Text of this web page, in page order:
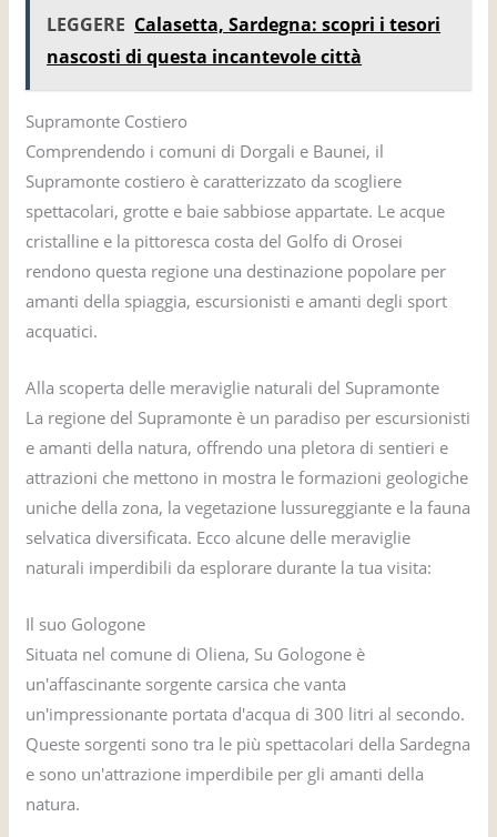
LEGGERE Calasetta, Sardegna: scopri i tesori
nascosti di questa incantevole città
Supramonte Costiero
Comprendendo i comuni di Dorgali e Baunei, il
Supramonte costiero è caratterizzato da scogliere
spettacolari, grotte e baie sabbiose appartate. Le acque
cristalline e la pittoresca costa del Golfo di Orosei
rendono questa regione una destinazione popolare per
amanti della spiaggia, escursionisti e amanti degli sport
acquatici.
Alla scoperta delle meraviglie naturali del Supramonte
La regione del Supramonte è un paradiso per escursionisti
e amanti della natura, offrendo una pletora di sentieri e
attrazioni che mettono in mostra le formazioni geologiche
uniche della zona, la vegetazione lussureggiante e la fauna
selvatica diversificata. Ecco alcune delle meraviglie
naturali imperdibili da esplorare durante la tua visita:
Il suo Gologone
Situata nel comune di Oliena, Su Gologone è
un'affascinante sorgente carsica che vanta
un'impressionante portata d'acqua di 300 litri al secondo.
Queste sorgenti sono tra le più spettacolari della Sardegna
e sono un'attrazione imperdibile per gli amanti della
natura.